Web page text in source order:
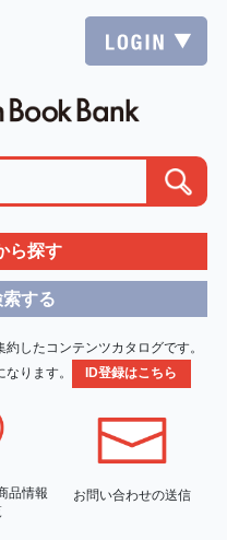
ら探す
する
したコンテンツカタログです。
ります。
ID登録はこちら
品情報
お問い合わせの送信